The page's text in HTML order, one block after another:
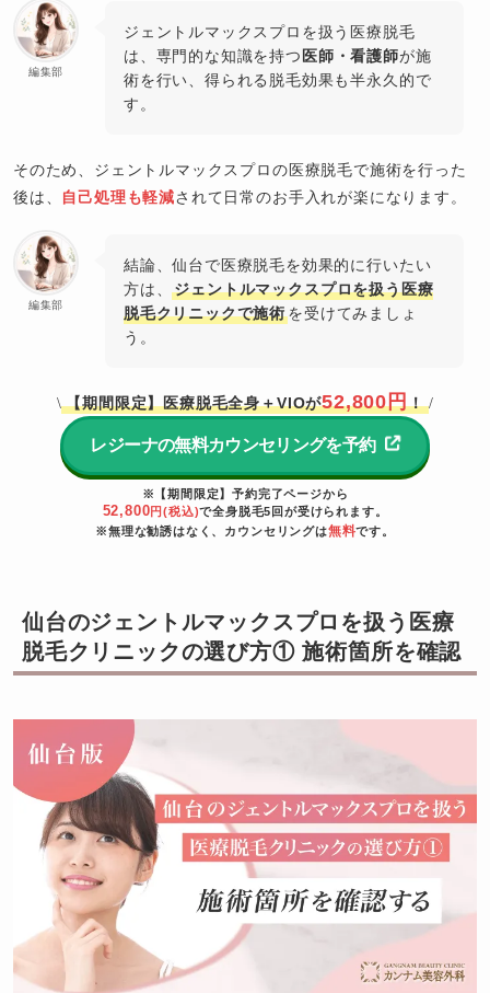
編集部
ジェントルマックスプロを扱う医療脱毛
は、専門的な知識を持つ 医師 ・看護師が施
術を行い、得られる脱毛効果も半永久的で
す。
そのため、ジェントルマックスプロの医療脱毛で施術を行った
後は、 自己処理も軽減されて日常のお手入れが楽になります。
編集部
結論、仙台で医療脱毛を効果的に行いたい
方は、ジェントルマックスプロを扱う医療
脱毛クリニックで施術を受けてみましょ
う。
\ 【期間限定】医療脱毛全身＋VIOが52,800円！ /
レジーナの無料カウンセリングを予約
※【期間限定】予約完了ページから
52,800円(税込)で全身脱毛5回が受けられます。
※無理な勧誘はなく、カウンセリングは無料です。
仙台のジェントルマックスプロを扱う医療
脱毛クリニックの選び方① 施術箇所を確認